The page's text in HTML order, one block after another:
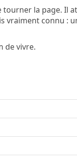
la page. Il
vraiment connu :
de vivre.